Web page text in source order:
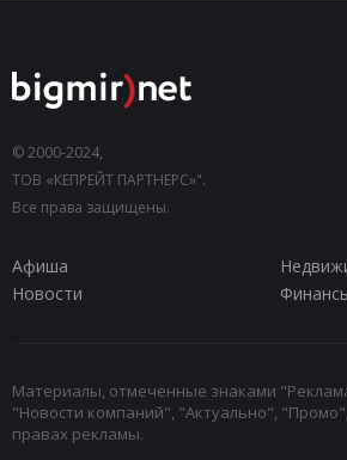
© 2000-2024,
ТОВ «КЕПРЕЙТ ПАРТНЕРС»".
Все права защищены.
Афиша
Новости
Материалы, отмеченные знаками
"Новости компаний", "Актуально",
правах рекламы.